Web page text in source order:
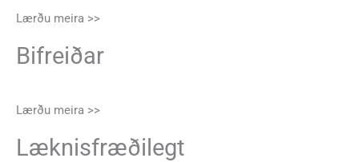
Lærðu meira >>
Bifreiðar
Lærðu meira >>
Læknisfræðilegt